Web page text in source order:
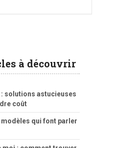
à découvrir
solutions astucieuses
coût
modèles qui font parler